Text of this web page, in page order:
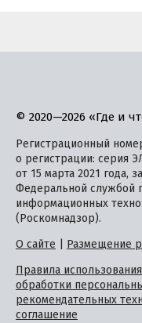
© 2020—2026 «Где и
Регистрационный
о регистрации: серия
от 15 марта 2021 года,
Федеральной службой
информационных
(Роскомнадзор).
О сайте
Размещение
Правила
обработки
рекомендательных
соглашение